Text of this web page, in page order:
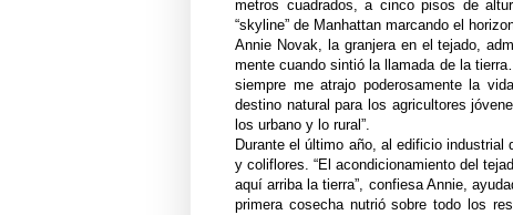
metros cuadrados, a cinco pisos de
“skyline” de Manhattan marcando el
Annie Novak, la granjera en el tejado,
mente cuando sintió la llamada de la
siempre me atrajo poderosamente la
destino natural para los agricultores
los urbano y lo rural”.
Durante el último año, al edificio
y coliflores. “El acondicionamiento del
aquí arriba la tierra”, confiesa Annie,
primera cosecha nutrió sobre todo los